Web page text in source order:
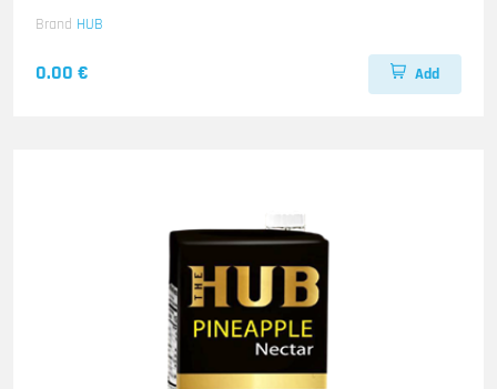
Brand HUB
0.00 € Add